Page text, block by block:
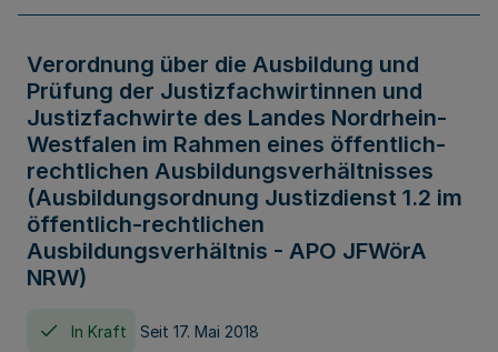
Verordnung über die Ausbildung und
Prüfung der Justizfachwirtinnen und
Justizfachwirte des Landes Nordrhein-
Westfalen im Rahmen eines öffentlich-
rechtlichen Ausbildungsverhältnisses
(Ausbildungsordnung Justizdienst 1.2 im
öffentlich-rechtlichen
Ausbildungsverhältnis - APO JFWörA
NRW)
In Kraft Seit 17. Mai 2018